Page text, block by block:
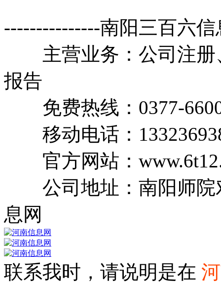
---------------南阳三百六
主营业务：公司注册
报告
免费热线：0377-
移动电话：
官方网站：
公司地址：南阳师院
息网
联系我时，请说明是在